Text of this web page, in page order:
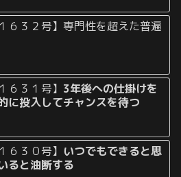
６３２号】専門性を超えた普遍
６３１号】 3年後への仕掛けを
に投入してチャンスを待つ
６３０号】 いつでもできると思
ると油断する